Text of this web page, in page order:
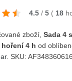
4.5 / 5 ( 18
zboží, Sada 4
4 h od
. SKU: AF348360616